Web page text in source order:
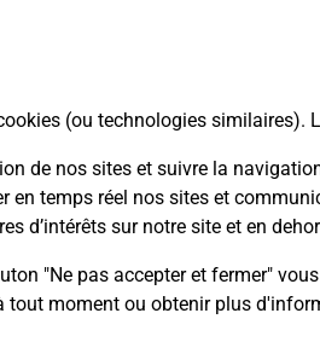
(ou technologies similaires).
de nos sites et suivre la
en temps réel nos sites et
d’intérêts sur notre site et en
"Ne pas accepter et fermer"
tout moment ou obtenir plus